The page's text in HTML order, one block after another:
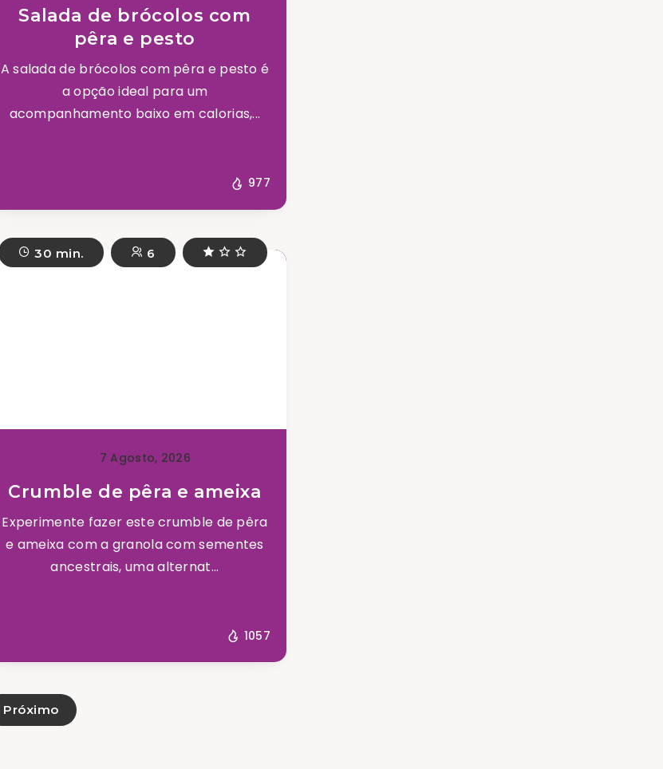
Salada de brócolos com
pêra e pesto
A salada de brócolos com pêra e pesto é
a opção ideal para um
acompanhamento baixo em calorias,...
977
30 min. 6
7 Agosto, 2026
Crumble de pêra e ameixa
Experimente fazer este crumble de pêra
e ameixa com a granola com sementes
ancestrais, uma alternat...
1057
Próximo